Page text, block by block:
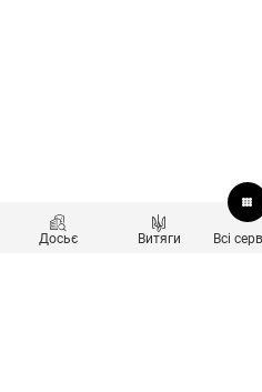
Досьє Витяги Всі